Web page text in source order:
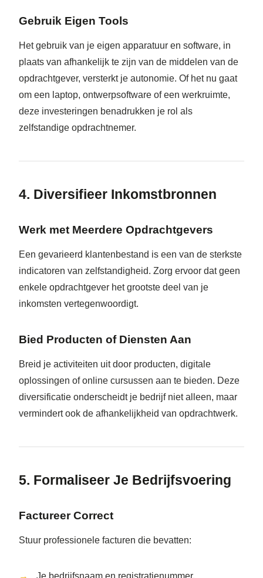
Gebruik Eigen Tools
Het gebruik van je eigen apparatuur en software, in
plaats van afhankelijk te zijn van de middelen van de
opdrachtgever, versterkt je autonomie. Of het nu gaat
om een laptop, ontwerpsoftware of een werkruimte,
deze investeringen benadrukken je rol als
zelfstandige opdrachtnemer.
4. Diversifieer Inkomstbronnen
Werk met Meerdere Opdrachtgevers
Een gevarieerd klantenbestand is een van de sterkste
indicatoren van zelfstandigheid. Zorg ervoor dat geen
enkele opdrachtgever het grootste deel van je
inkomsten vertegenwoordigt.
Bied Producten of Diensten Aan
Breid je activiteiten uit door producten, digitale
oplossingen of online cursussen aan te bieden. Deze
diversificatie onderscheidt je bedrijf niet alleen, maar
vermindert ook de afhankelijkheid van opdrachtwerk.
5. Formaliseer Je Bedrijfsvoering
Factureer Correct
Stuur professionele facturen die bevatten:
Je bedrijfsnaam en registratienummer.